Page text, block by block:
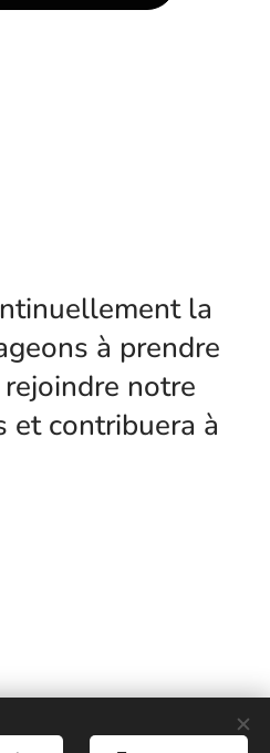
la
à prendre
notre
et contribuera à